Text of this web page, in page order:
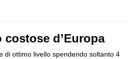
costose d’Europa
di ottimo livello spendendo soltanto 4